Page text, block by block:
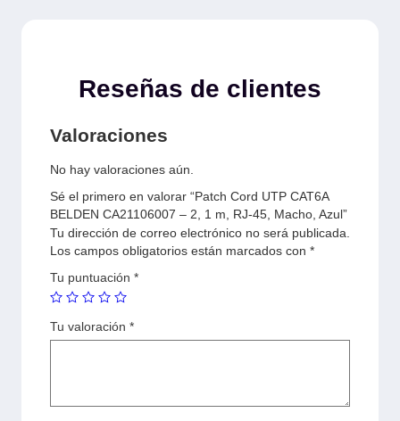
Reseñas de clientes
Valoraciones
No hay valoraciones aún.
Sé el primero en valorar “Patch Cord UTP CAT6A
BELDEN CA21106007 – 2, 1 m, RJ-45, Macho, Azul”
Tu dirección de correo electrónico no será publicada.
Los campos obligatorios están marcados con *
Tu puntuación *
Tu valoración *